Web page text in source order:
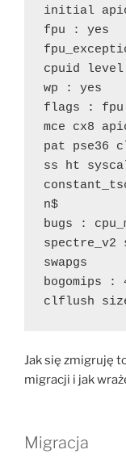
initial
fpu : yes
cpuid
wp : yes
flags : fpu
mce cx8
pat pse36
ss ht
n$
bugs :
spectre_v2
swapgs
bogomips :
clflush
Jak się zmigruję
migracji i jak
Migracja